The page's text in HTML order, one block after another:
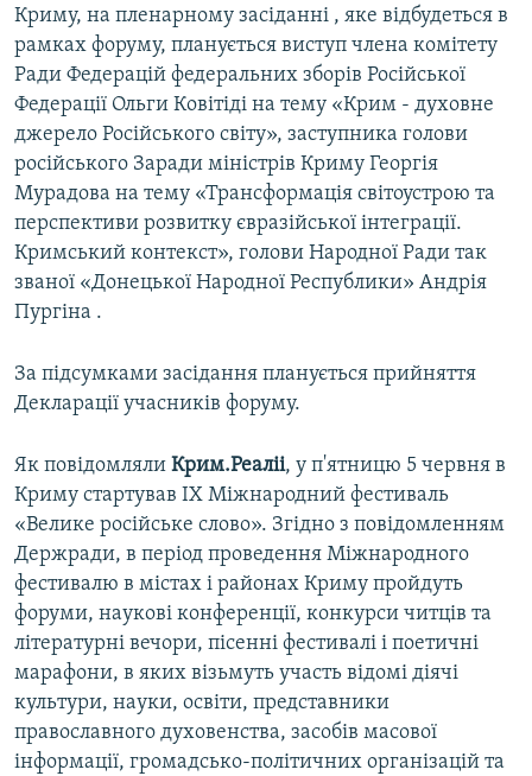
Криму, на пленарному засіданні , яке відбудеться в
рамках форуму, планується виступ члена комітету
Ради Федерацій федеральних зборів Російської
Федерації Ольги Ковітіді на тему «Крим - духовне
джерело Російського світу», заступника голови
російського Заради міністрів Криму Георгія
Мурадова на тему «Трансформація світоустрою та
перспективи розвитку євразійської інтеграції.
Кримський контекст», голови Народної Ради так
званої «Донецької Народної Республики» Андрія
Пургіна .
За підсумками засідання планується прийняття
Декларації учасників форуму.
Як повідомляли Крим.Реаліі, у п'ятницю 5 червня в
Криму стартував IX Міжнародний фестиваль
«Велике російське слово». Згідно з повідомленням
Держради, в період проведення Міжнародного
фестивалю в містах і районах Криму пройдуть
форуми, наукові конференції, конкурси читців та
літературні вечори, пісенні фестивалі і поетичні
марафони, в яких візьмуть участь відомі діячі
культури, науки, освіти, представники
православного духовенства, засобів масової
інформації, громадсько-політичних організацій та